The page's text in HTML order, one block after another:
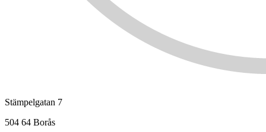
Stämpelgatan 7
504 64 Borås